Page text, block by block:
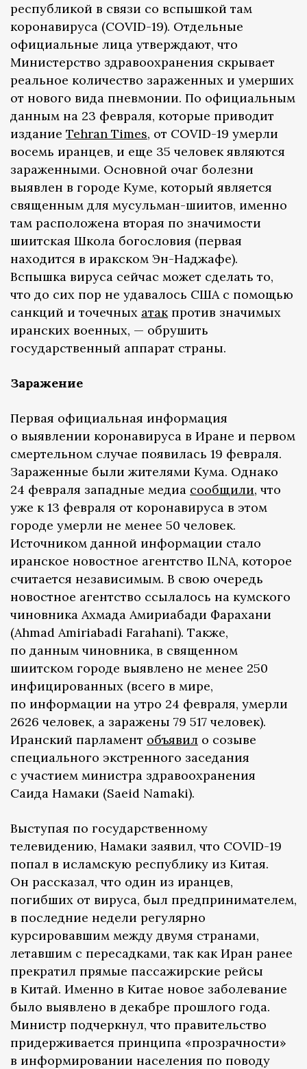
республикой в связи со вспышкой там
коронавируса (COVID-19). Отдельные
официальные лица утверждают, что
Министерство здравоохранения скрывает
реальное количество зараженных и умерших
от нового вида пневмонии. По официальным
данным на 23 февраля, которые приводит
издание Tehran Times, от COVID-19 умерли
восемь иранцев, и еще 35 человек являются
зараженными. Основной очаг болезни
выявлен в городе Куме, который является
священным для мусульман-шиитов, именно
там расположена вторая по значимости
шиитская Школа богословия (первая
находится в иракском Эн-Наджафе).
Вспышка вируса сейчас может сделать то,
что до сих пор не удавалось США с помощью
санкций и точечных атакпротив значимых
иранских военных, — обрушить
государственный аппарат страны.
Заражение
Первая официальная информация
о выявлении коронавируса в Иране и первом
смертельном случае появилась 19 февраля.
Зараженные были жителями Кума. Однако
24 февраля западные медиа сообщили, что
уже к 13 февраля от коронавируса в этом
городе умерли не менее 50 человек.
Источником данной информации стало
иранское новостное агентство ILNA, которое
считается независимым. В свою очередь
новостное агентство ссылалось на кумского
чиновника Ахмада Амириабади Фарахани
(Ahmad Amiriabadi Farahani). Также,
по данным чиновника, в священном
шиитском городе выявлено не менее 250
инфицированных (всего в мире,
по информации на утро 24 февраля, умерли
2626 человек, а заражены 79 517 человек).
Иранский парламент объявил о созыве
специального экстренного заседания
с участием министра здравоохранения
Саида Намаки (Saeid Namaki).
Выступая по государственному
телевидению, Намаки заявил, что COVID-19
попал в исламскую республику из Китая.
Он рассказал, что один из иранцев,
погибших от вируса, был предпринимателем,
в последние недели регулярно
курсировавшим между двумя странами,
летавшим с пересадками, так как Иран ранее
прекратил прямые пассажирские рейсы
в Китай. Именно в Китае новое заболевание
было выявлено в декабре прошлого года.
Министр подчеркнул, что правительство
придерживается принципа «прозрачности»
в информировании населения по поводу